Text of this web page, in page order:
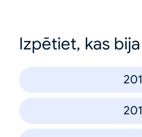
Izpētiet, kas